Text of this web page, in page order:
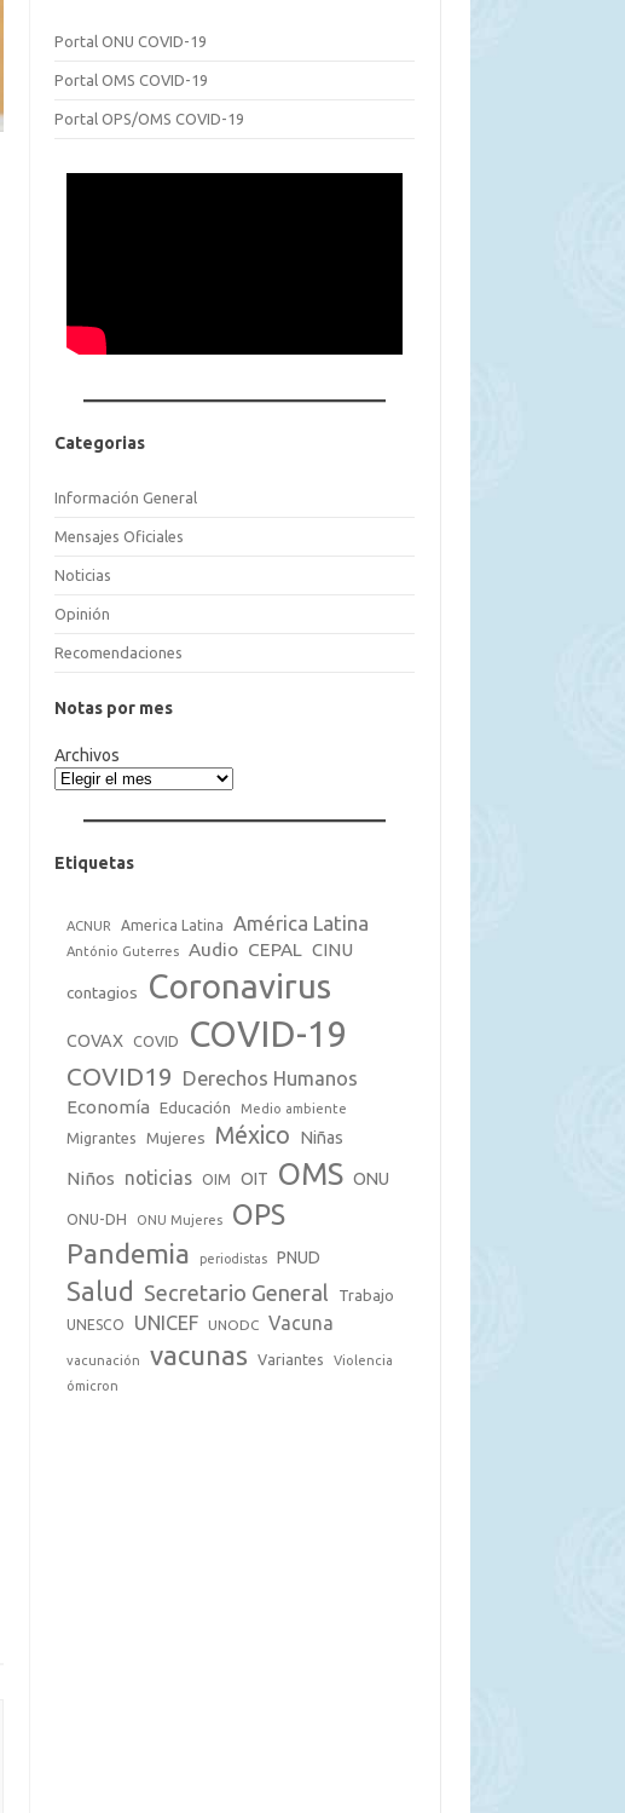
Portal ONU COVID-19
Portal OMS COVID-19
Portal OPS/OMS COVID-19
Categorias
Información General
Mensajes Oficiales
Noticias
Opinión
Recomendaciones
Notas por mes
Archivos
Etiquetas
ACNUR America Latina América Latina
António Guterres Audio CEPAL CINU
contagios Coronavirus
COVAX COVID COVID-19
COVID19 Derechos Humanos
Economía Educación Medio ambiente
Migrantes Mujeres México Niñas
Niños noticias OIM OIT OMS ONU
ONU-DH ONU Mujeres OPS
Pandemia periodistas PNUD
Salud Secretario General Trabajo
UNESCO UNICEF UNODC Vacuna
vacunación vacunas Variantes
Violencia
ómicron